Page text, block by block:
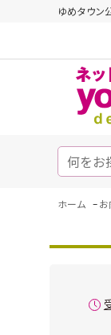
ゆめタウン
ホーム - お